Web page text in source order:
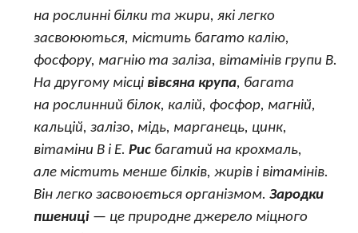
на рослинні білки та жири, які легко
засвоюються, містить багато калію,
фосфору, магнію та заліза, вітамінів групи В.
На другому місці вівсяна крупа, багата
на рослинний білок, калій, фосфор, магній,
кальцій, залізо, мідь, марганець, цинк,
вітаміни В і Е. Рис багатий на крохмаль,
але містить менше білків, жирів і вітамінів.
Він легко засвоюється організмом. Зародки
пшениці — це природне джерело міцного